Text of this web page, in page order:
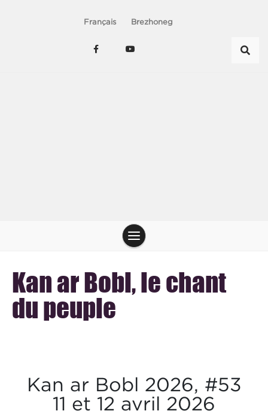
Français Brezhoneg
Kan ar Bobl, le chant
du peuple
Kan ar Bobl 2026, #53
11 et 12 avril 2026